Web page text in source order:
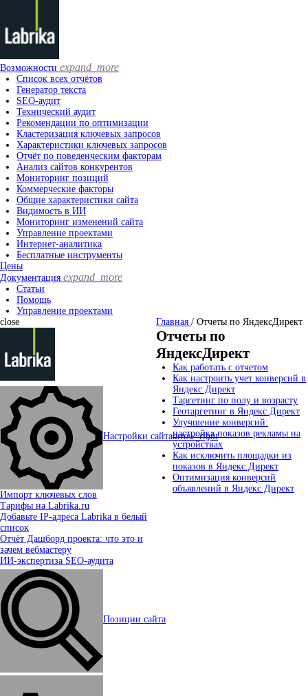
Возможности expand_more
Список всех отчётов
Генератор текста
SEO-аудит
Технический аудит
Рекомендации по оптимизации
Кластеризация ключевых запросов
Характеристики ключевых запросов
Отчёт по поведенческим факторам
Анализ сайтов конкурентов
Мониторинг позиций
Коммерческие факторы
Общие характеристики сайта
Видимость в ИИ
Мониторинг изменений сайта
Управление проектами
Интернет-аналитика
Бесплатные инструменты
Цены
Документация expand_more
Статьи
Помощь
Управление проектами
close
Настройки сайтаarrow_right
Импорт ключевых слов
Тарифы на Labrika.ru
Добавьте IP-адреса Labrika в белый
список
Отчёт Дашборд проекта: что это и
зачем вебмастеру
ИИ-экспертиза SEO-аудита
Позиции сайта
Главная/Отчеты по ЯндексДирект
Отчеты по
ЯндексДирект
Как работать с отчетом
Как настроить учет конверсий в
Яндекс Директ
Таргетинг по полу и возрасту
Геотаргетинг в Яндекс Директ
Улучшение конверсий:
настройка показов рекламы на
устройствах
Как исключить площадки из
показов в Яндекс.Директ
Оптимизация конверсий
объявлений в Яндекс Директ